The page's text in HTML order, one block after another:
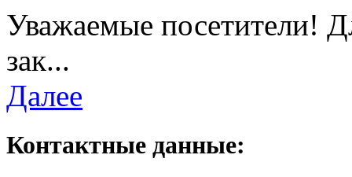
Уважаемые посетители!
зак...
Далее
Контактные данные: